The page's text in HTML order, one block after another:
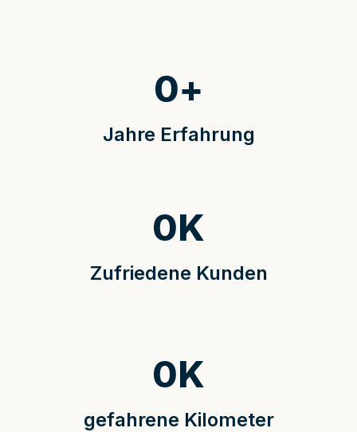
Jahre Erfahrung
0+
Zufriedene Kunden
0K
gefahrene Kilometer
0K